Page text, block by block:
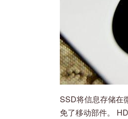
SSD将信息存储在
免了移动部件。